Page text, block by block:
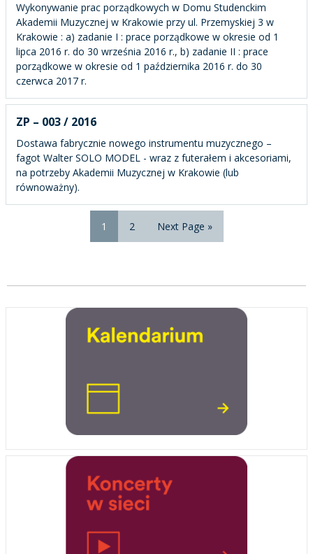
Wykonywanie prac porządkowych w Domu Studenckim
Akademii Muzycznej w Krakowie przy ul. Przemyskiej 3 w
Krakowie : a) zadanie I : prace porządkowe w okresie od 1
lipca 2016 r. do 30 września 2016 r., b) zadanie II : prace
porządkowe w okresie od 1 października 2016 r. do 30
czerwca 2017 r.
ZP – 003 / 2016
Dostawa fabrycznie nowego instrumentu muzycznego –
fagot Walter SOLO MODEL - wraz z futerałem i akcesoriami,
na potrzeby Akademii Muzycznej w Krakowie (lub
równoważny).
1 2 Next Page »